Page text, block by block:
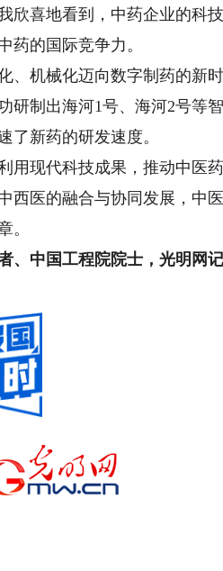
喜地看到，中药企业的科
药的国际竞争力。
机械化迈向数字制药的新
研制出海河1号、海河2号等
了新药的研发速度。
现代科技成果，推动中医
西医的融合与协同发展，中
。
、中国工程院院士，光明网